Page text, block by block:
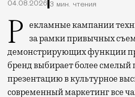
04.08.2026 3 мин. чтения
Рекламные кампании техники редко выходят
за рамки привычных
демонстрирующих функции
бренд выбирает более смелый
презентацию в культурное
современный маркетинг все